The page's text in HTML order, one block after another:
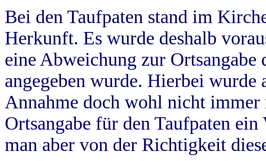
Bei den Taufpaten stand im
Herkunft. Es wurde deshalb
eine Abweichung zur
angegeben wurde. Hierbei wurde
Annahme doch wohl nicht
Ortsangabe für den Taufpaten
man aber von der Richtigkeit